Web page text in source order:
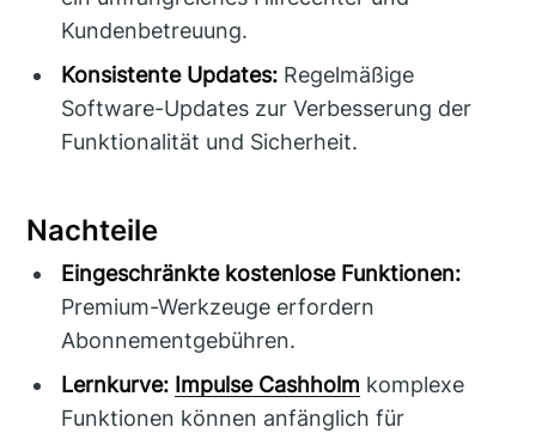
Kundenbetreuung.
Konsistente Updates: Regelmäßige
Software-Updates zur Verbesserung der
Funktionalität und Sicherheit.
Nachteile
Eingeschränkte kostenlose Funktionen:
Premium-Werkzeuge erfordern
Abonnementgebühren.
Lernkurve: Impulse Cashholm komplexe
Funktionen können anfänglich für